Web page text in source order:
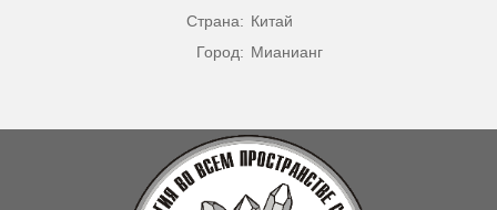
Страна: Китай
Город: Мианианг